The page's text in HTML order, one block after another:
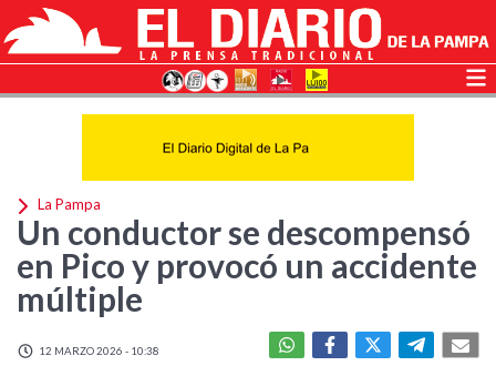
La Pampa
Un conductor se descompensó
en Pico y provocó un accidente
múltiple
12 MARZO 2026 - 10:38